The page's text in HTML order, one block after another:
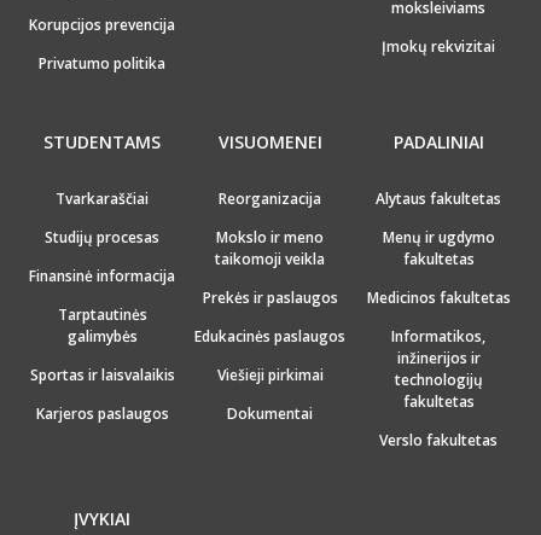
Korupcijos prevencija
Privatumo politika
moksleiviams
Įmokų rekvizitai
STUDENTAMS
Tvarkaraščiai
Studijų procesas
Finansinė informacija
Tarptautinės
galimybės
Sportas ir laisvalaikis
Karjeros paslaugos
VISUOMENEI
Reorganizacija
Mokslo ir meno
taikomoji veikla
Prekės ir paslaugos
Edukacinės paslaugos
Viešieji pirkimai
Dokumentai
PADALINIAI
Alytaus fakultetas
Menų ir ugdymo
fakultetas
Medicinos fakultetas
Informatikos,
inžinerijos ir
technologijų
fakultetas
Verslo fakultetas
ĮVYKIAI